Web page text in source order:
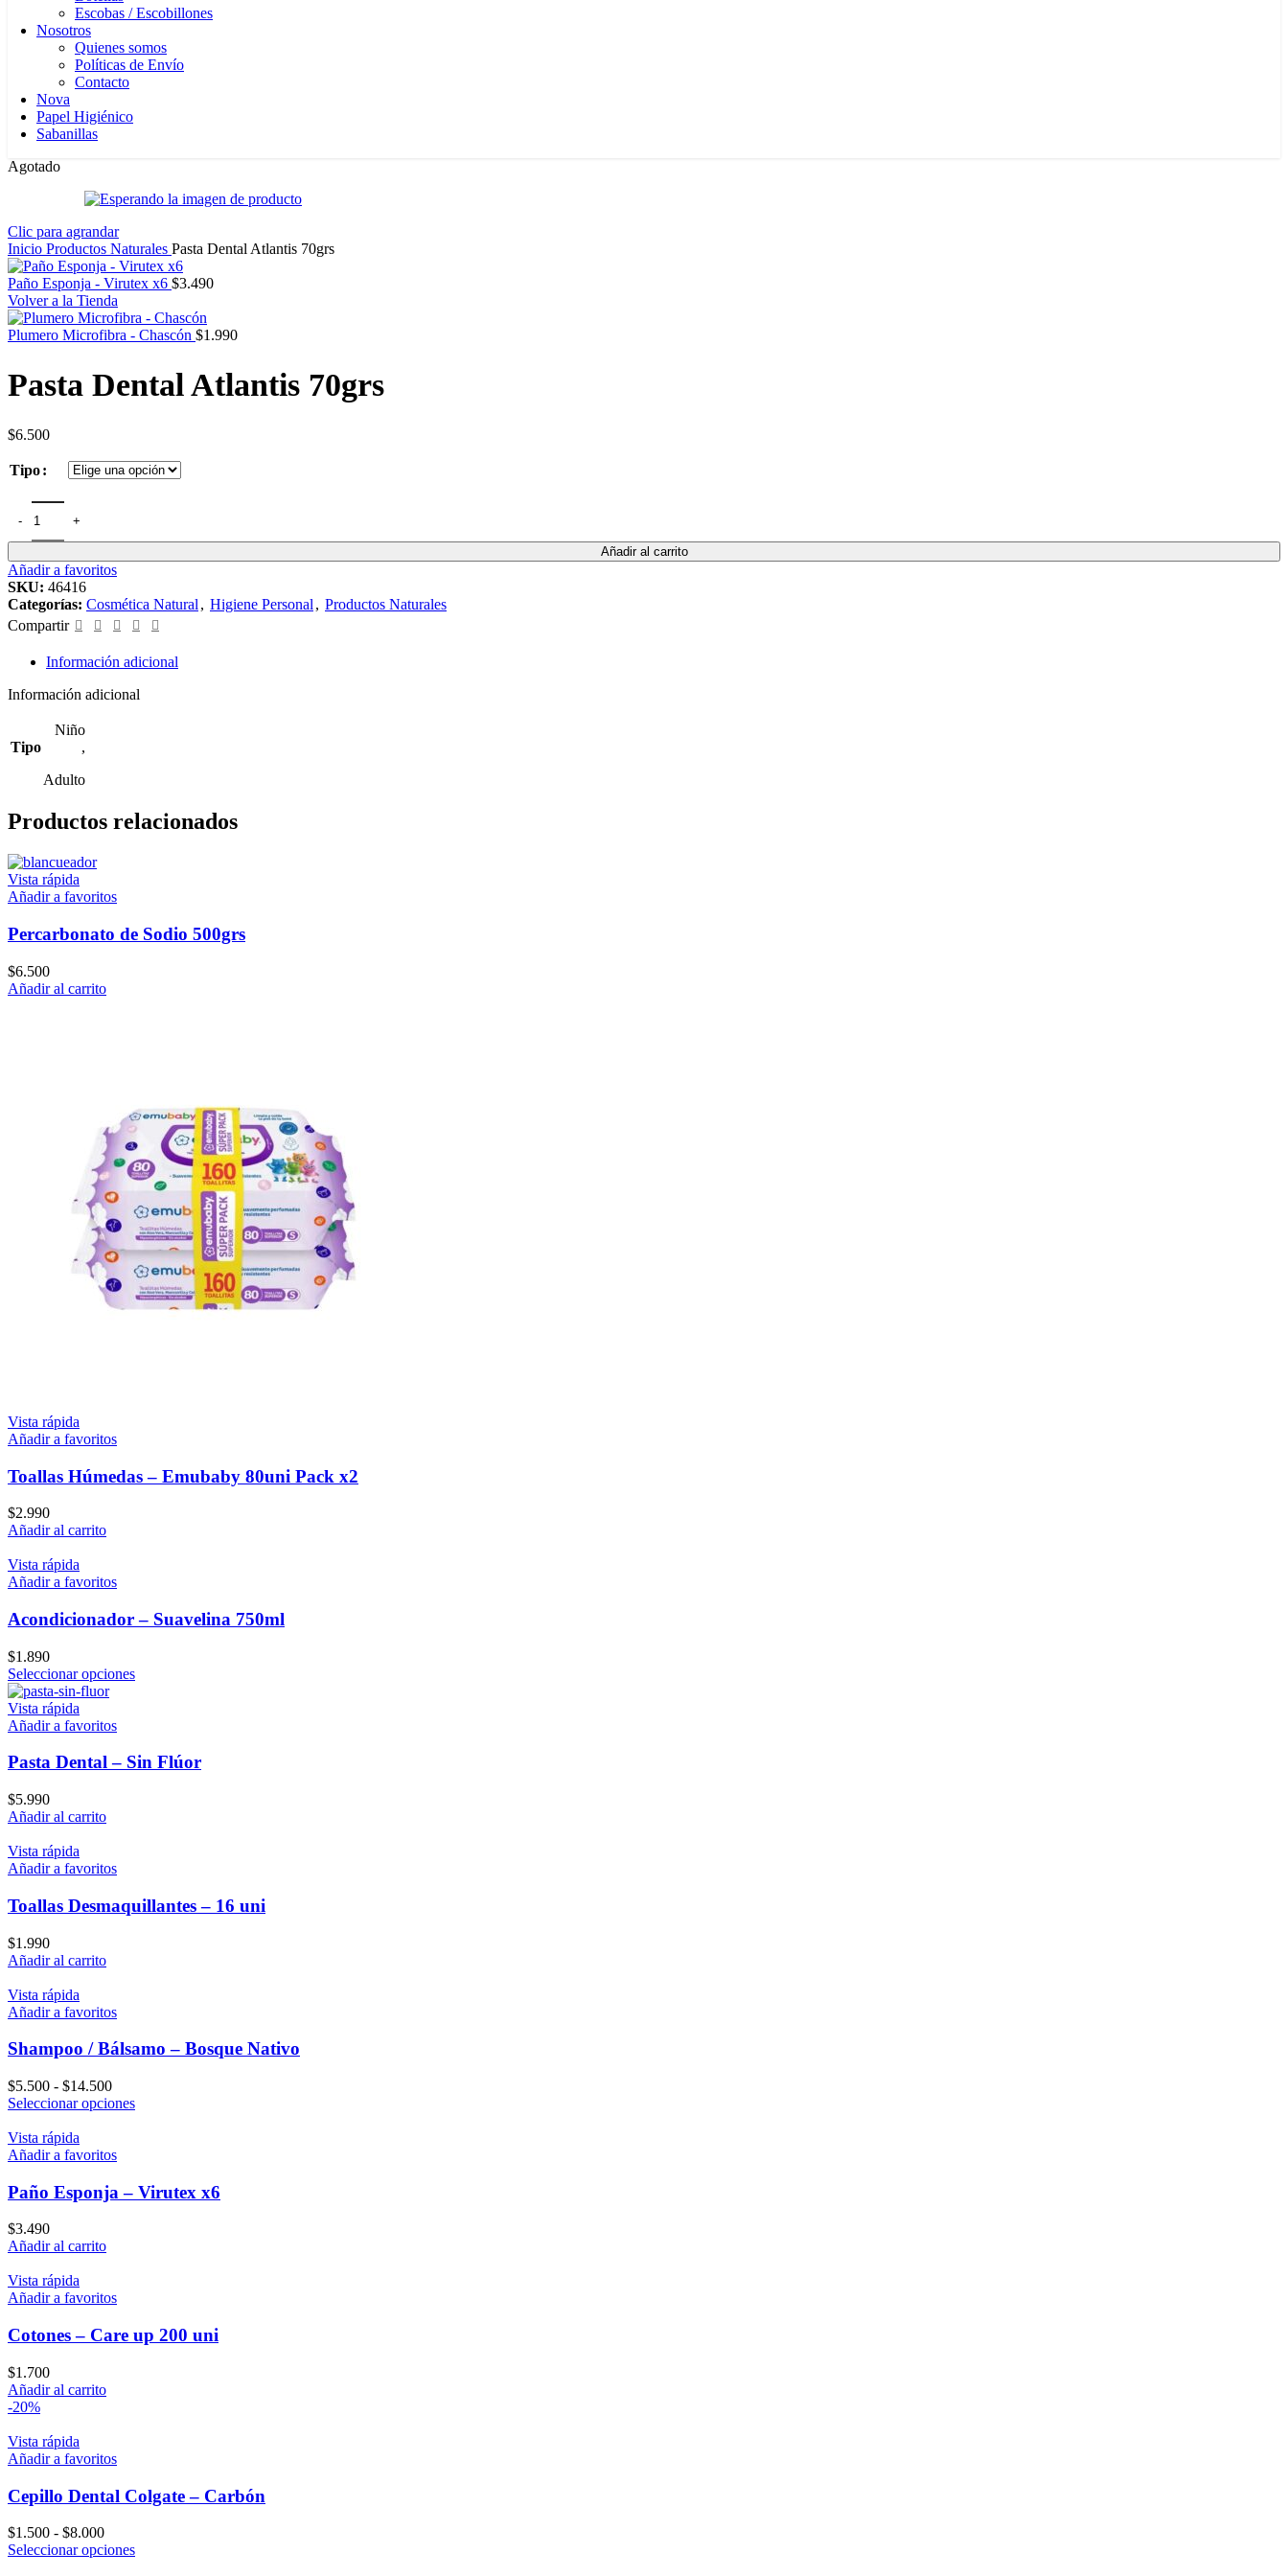
Escobas / Escobillones
Nosotros
Quienes somos
Políticas de Envío
Contacto
Nova
Papel Higiénico
Sabanillas
Agotado
Clic para agrandar
Inicio Productos Naturales Pasta Dental Atlantis 70grs
Paño Esponja - Virutex x6 $3.490
Volver a la Tienda
Plumero Microfibra - Chascón $1.990
Pasta Dental Atlantis 70grs
$6.500
Tipo
Pasta Dental Atlantis 70grs cantidad
Añadir al carrito
Añadir a favoritos
SKU: 46416
Categorías: Cosmética Natural , Higiene Personal , Productos Naturales
Compartir
Información adicional
Información adicional
Tipo
Niño
,
Adulto
Productos relacionados
Vista rápida
Añadir a favoritos
Percarbonato de Sodio 500grs
$6.500
Añadir al carrito
Vista rápida
Añadir a favoritos
Toallas Húmedas – Emubaby 80uni Pack x2
$2.990
Añadir al carrito
Vista rápida
Añadir a favoritos
Acondicionador – Suavelina 750ml
$1.890
Seleccionar opcionesEste
Las
de
producto
Vista rápida
Añadir a favoritos
Pasta Dental – Sin Flúor
$5.990
Añadir al carrito
Vista rápida
Añadir a favoritos
Toallas Desmaquillantes – 16 uni
$1.990
Añadir al carrito
Vista rápida
Añadir a favoritos
Shampoo / Bálsamo – Bosque Nativo
$5.500 - $14.500Rango
de
$5.500
$14.500
Seleccionar opcionesEste
Las
opciones
producto
Vista rápida
Añadir a favoritos
Paño Esponja – Virutex x6
$3.490
Añadir al carrito
Vista rápida
Añadir a favoritos
Cotones – Care up 200 uni
$1.700
Añadir al carrito
-20%
Vista rápida
Añadir a favoritos
Cepillo Dental Colgate – Carbón
$1.500 - $8.000Rango
de
Seleccionar opcionesEste